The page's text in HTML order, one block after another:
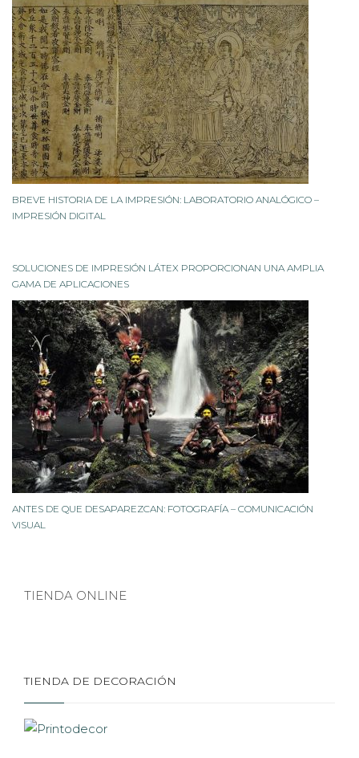
BREVE HISTORIA DE LA IMPRESIÓN: LABORATORIO ANALÓGICO –
IMPRESIÓN DIGITAL
SOLUCIONES DE IMPRESIÓN LÁTEX PROPORCIONAN UNA AMPLIA
GAMA DE APLICACIONES
ANTES DE QUE DESAPAREZCAN: FOTOGRAFÍA – COMUNICACIÓN
VISUAL
TIENDA ONLINE
TIENDA DE DECORACIÓN